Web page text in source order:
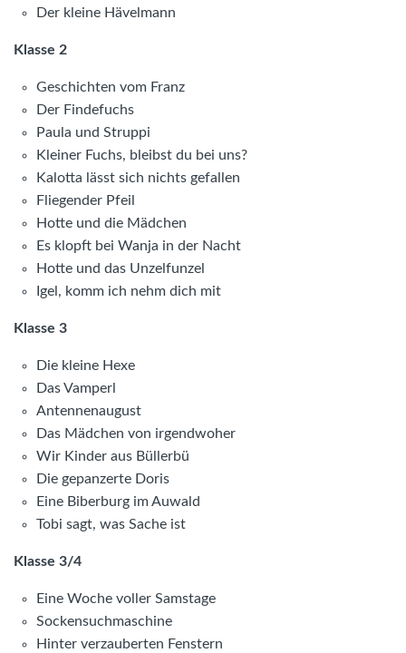
Der kleine Hävelmann
Klasse 2
Geschichten vom Franz
Der Findefuchs
Paula und Struppi
Kleiner Fuchs, bleibst du bei uns?
Kalotta lässt sich nichts gefallen
Fliegender Pfeil
Hotte und die Mädchen
Es klopft bei Wanja in der Nacht
Hotte und das Unzelfunzel
Igel, komm ich nehm dich mit
Klasse 3
Die kleine Hexe
Das Vamperl
Antennenaugust
Das Mädchen von irgendwoher
Wir Kinder aus Büllerbü
Die gepanzerte Doris
Eine Biberburg im Auwald
Tobi sagt, was Sache ist
Klasse 3/4
Eine Woche voller Samstage
Sockensuchmaschine
Hinter verzauberten Fenstern